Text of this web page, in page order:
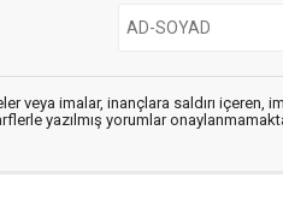
veya imalar, inançlara saldırı içeren,
yazılmış yorumlar